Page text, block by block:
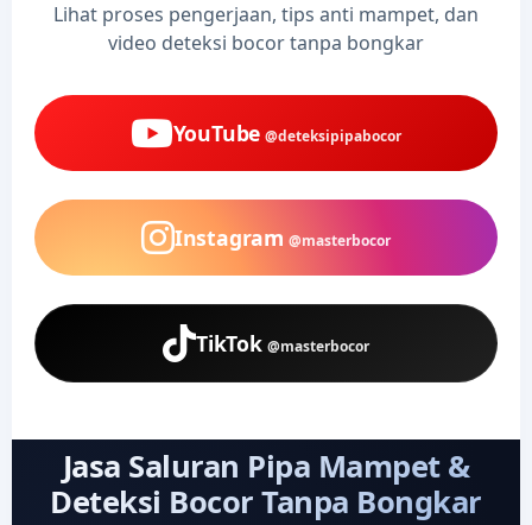
Lihat proses pengerjaan, tips anti mampet, dan
video deteksi bocor tanpa bongkar
YouTube @deteksipipabocor
Instagram @masterbocor
TikTok @masterbocor
Jasa Saluran Pipa Mampet &
Deteksi Bocor Tanpa Bongkar